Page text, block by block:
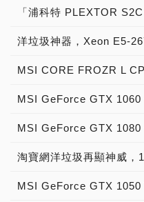
洋垃圾神器，Xeon E5-